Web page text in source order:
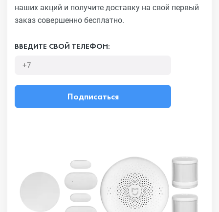
наших акций и получите доставку на свой первый
заказ совершенно бесплатно.
ВВЕДИТЕ СВОЙ ТЕЛЕФОН:
Подписаться